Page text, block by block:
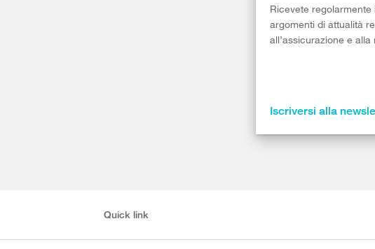
Ricevete
argomenti di attualità
all’assicurazione e alla
Iscriversi alla
Quick link